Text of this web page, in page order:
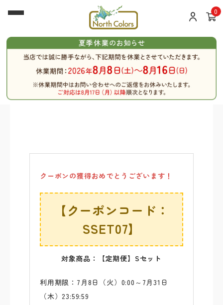
0
クーポンの獲得おめでとうございます！
【クーポンコード：
SSET07】
対象商品：【定期便】Sセット
利用期限：7月8日（火）0:00～7月31日
（木）23:59:59